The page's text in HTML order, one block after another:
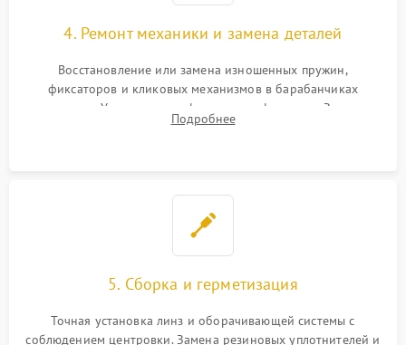
4. Ремонт механики и замена деталей
Восстановление или замена изношенных пружин,
фиксаторов и кликовых механизмов в барабанчиках
поправок. Устранение люфтов в трансфокаторе. Замена
поврежденных линз, разбитой сетки или восстановление
Подробнее
5. Сборка и герметизация
Точная установка линз и оборачивающей системы с
соблюдением центровки. Замена резиновых уплотнителей и